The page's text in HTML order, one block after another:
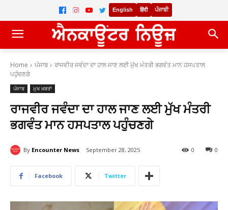
English हिंदी ਪੰਜਾਬੀ
Home ਪੰਜਾਬ
ਰਾਜਵੀਰ ਜਵੰਦਾ ਦਾ ਹਾਲ ਜਾਣ ਲਈ ਮੁੱਖ ਮੰਤਰੀ ਭਗਵੰਤ ਮਾਨ ਹਸਪਤਾਲ
ਪਹੁੰਚਣਗੇ
ਪੰਜਾਬ ਮੁਖ ਖ਼ਬਰਾਂ
ਰਾਜਵੀਰ ਜਵੰਦਾ ਦਾ ਹਾਲ ਜਾਣ ਲਈ ਮੁੱਖ ਮੰਤਰੀ
ਭਗਵੰਤ ਮਾਨ ਹਸਪਤਾਲ ਪਹੁੰਚਣਗੇ
By Encounter News September 28, 2025 0
0
Facebook Twitter